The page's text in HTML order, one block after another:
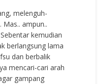
melenguh-
Mas.. ampun..
kemudian
berlangsung lama
dan berbalik
mencari-cari arah
gampang